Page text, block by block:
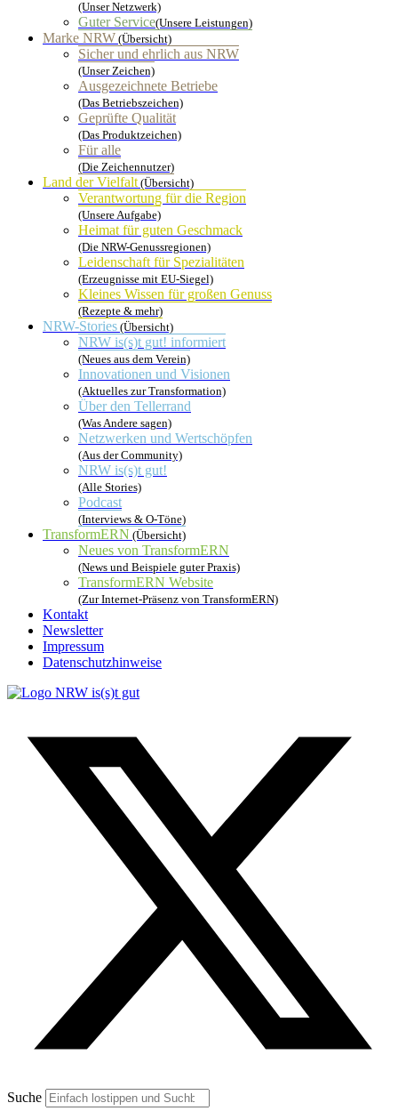
(Unser Netzwerk)
Guter Service(Unsere Leistungen)
Marke NRW (Übersicht)
Sicher und ehrlich aus NRW
(Unser Zeichen)
Ausgezeichnete Betriebe
(Das Betriebszeichen)
Geprüfte Qualität
(Das Produktzeichen)
Für alle
(Die Zeichennutzer)
Land der Vielfalt(Übersicht)
Verantwortung für die Region
(Unsere Aufgabe)
Heimat für guten Geschmack
(Die NRW-Genussregionen)
Leidenschaft für Spezialitäten
(Erzeugnisse mit EU-Siegel)
Kleines Wissen für großen Genuss
(Rezepte & mehr)
NRW-Stories (Übersicht)
NRW is(s)t gut! informiert
(Neues aus dem Verein)
Innovationen und Visionen
(Aktuelles zur Transformation)
Über den Tellerrand
(Was Andere sagen)
Netzwerken und Wertschöpfen
(Aus der Community)
NRW is(s)t gut!
(Alle Stories)
Podcast
(Interviews & O-Töne)
TransformERN (Übersicht)
Neues von TransformERN
(News und Beispiele guter Praxis)
TransformERN Website
(Zur Internet-Präsenz von TransformERN)
Kontakt
Newsletter
Impressum
Datenschutzhinweise
Suche